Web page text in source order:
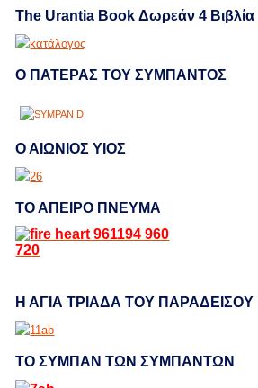
The Urantia Book Δωρεάν 4 Βιβλία
Ο ΠΑΤΕΡΑΣ ΤΟΥ ΣΥΜΠΑΝΤΟΣ
Ο ΑΙΩΝΙΟΣ ΥΙΟΣ
ΤΟ ΑΠΕΙΡΟ ΠΝΕΥΜΑ
Η ΑΓΙΑ ΤΡΙΑΔΑ ΤΟΥ ΠΑΡΑΔΕΙΣΟΥ
ΤΟ ΣΥΜΠΑΝ ΤΩΝ ΣΥΜΠΑΝΤΩΝ